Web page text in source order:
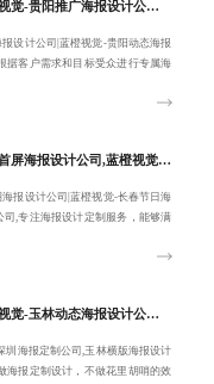
优选贵阳海报定制公司,蓝橙视觉-贵阳推广海报设计公司,贵阳竖版海报设计公司-服务性价比高
设计公司|蓝橙视觉-贵阳动态海报
据客户需求和目标受众进行专属海
长春海报模板设计公司,长春首屏海报设计公司,蓝橙视觉-秦皇岛海报设计公司,秦皇岛朋友圈海报设计公司-专注定制
报设计公司|蓝橙视觉-长春节日海
,专注海报设计定制服务，能够满
玉林活动海报设计公司,蓝橙视觉-玉林动态海报设计公司,专注深圳轮播海报设计公司-提供长期性服务
圳海报定制公司,玉林横版海报设计
海报定制设计，不做花里胡哨的效